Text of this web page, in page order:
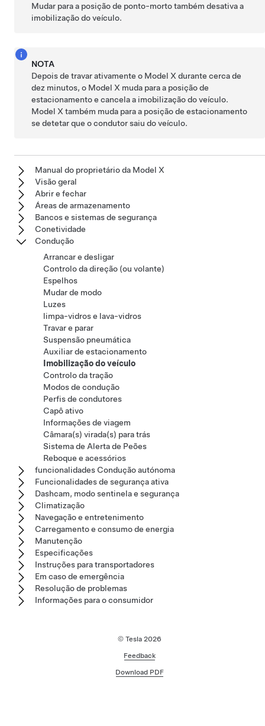
Mudar para a posição de ponto-morto também desativa a
imobilização do veículo.
NOTA
Depois de travar ativamente o Model X durante cerca de
dez minutos, o Model X muda para a posição de
estacionamento e cancela a imobilização do veículo.
Model X também muda para a posição de estacionamento
se detetar que o condutor saiu do veículo.
Manual do proprietário da Model X
Visão geral
Abrir e fechar
Áreas de armazenamento
Bancos e sistemas de segurança
Conetividade
Condução
Arrancar e desligar
Controlo da direção (ou volante)
Espelhos
Mudar de modo
Luzes
limpa-vidros e lava-vidros
Travar e parar
Suspensão pneumática
Auxiliar de estacionamento
Imobilização do veículo
Controlo da tração
Modos de condução
Perfis de condutores
Capô ativo
Informações de viagem
Câmara(s) virada(s) para trás
Sistema de Alerta de Peões
Reboque e acessórios
funcionalidades Condução autónoma
Funcionalidades de segurança ativa
Dashcam, modo sentinela e segurança
Climatização
Navegação e entretenimento
Carregamento e consumo de energia
Manutenção
Especificações
Instruções para transportadores
Em caso de emergência
Resolução de problemas
Informações para o consumidor
© Tesla 2026
Feedback
Download PDF